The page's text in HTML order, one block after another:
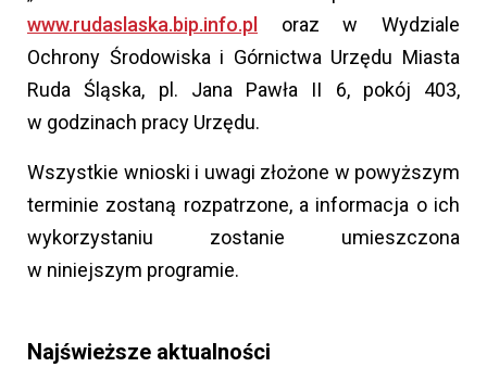
www.rudaslaska.bip.info.pl
oraz w Wydziale
Ochrony Środowiska i Górnictwa Urzędu Miasta
Ruda Śląska, pl. Jana Pawła II 6, pokój 403,
w godzinach pracy Urzędu.
Wszystkie wnioski i uwagi złożone w powyższym
terminie zostaną rozpatrzone, a informacja o ich
wykorzystaniu zostanie umieszczona
w niniejszym programie.
Najświeższe aktualności